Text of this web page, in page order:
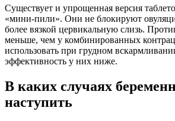
Существует и упрощенная версия
«мини-пили». Они не блокируют
более вязкой цервикальную слизь.
меньше, чем у комбинированных
использовать при грудном
эффективность у них ниже.
В каких случаях
наступить